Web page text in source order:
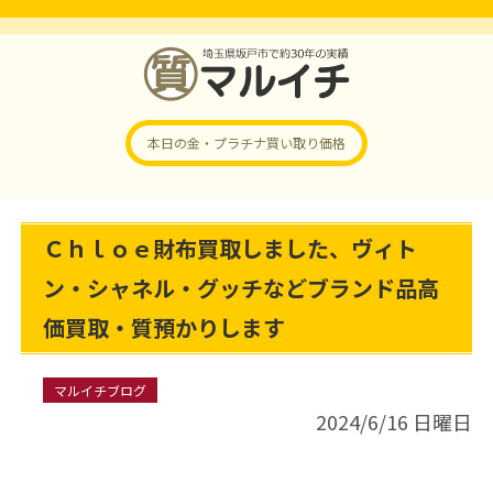
本日の金・プラチナ買い取り価格
Ｃｈｌｏｅ財布買取しました、ヴィト
ン・シャネル・グッチなどブランド品高
価買取・質預かりします
マルイチブログ
2024/6/16 日曜日